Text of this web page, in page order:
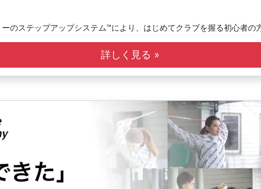
のステップアップシステム™により、はじめてクラブを握る初心者の
指すジュニア、ひとりひとりにあわせたレッスンが可能です。
ン
です。
詳しく見る »